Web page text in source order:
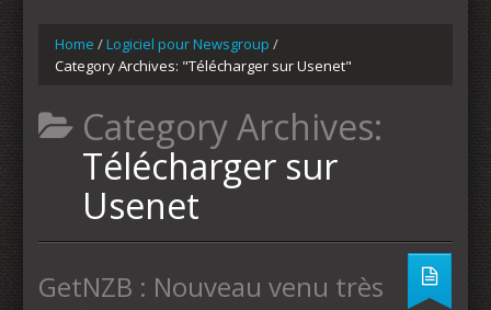
Home /Logiciel pour Newsgroup /
Category Archives: "Télécharger sur Usenet"
Category Archives:
Télécharger sur
Usenet
GetNZB : Nouveau venu très